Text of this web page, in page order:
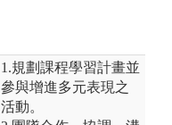
1.規劃課程學習計畫並
參與增進多元表現之
活動。